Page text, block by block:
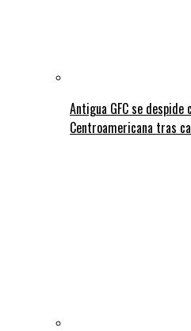
Antigua GFC se despide
Centroamericana tras